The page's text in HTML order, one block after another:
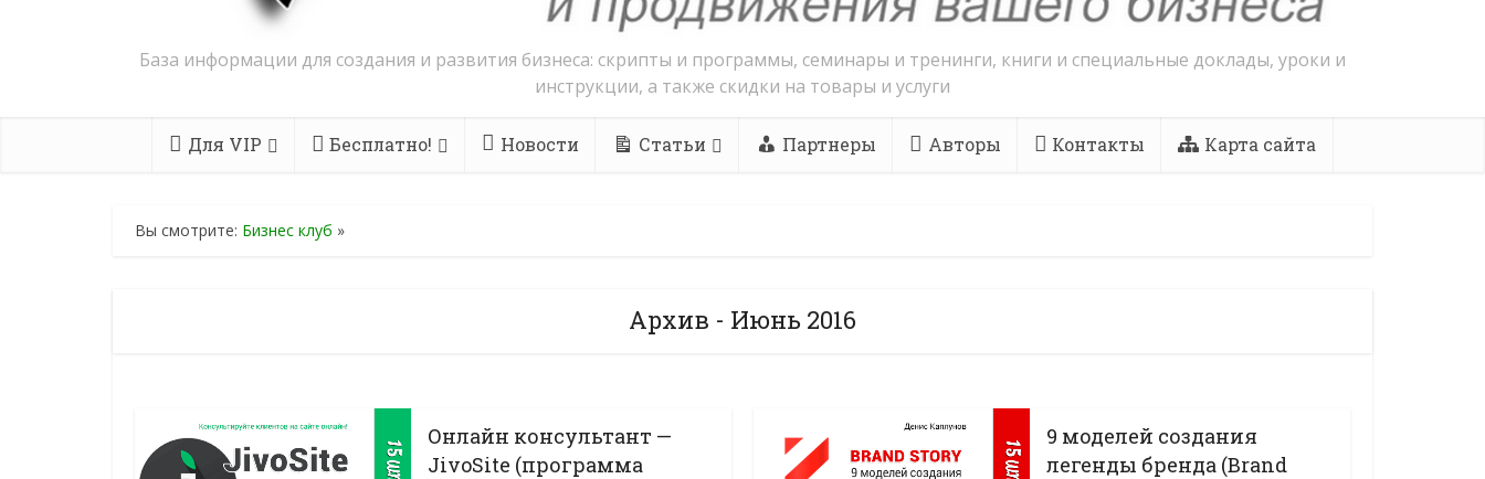
База информации для создания и развития бизнеса: скрипты и программы, семинары и тренинги, книги и специальные доклады, уроки и
инструкции, а также скидки на товары и услуги
Для VIP Бесплатно! Новости Статьи Партнеры Авторы Контакты Карта сайта
Вы смотрите: Бизнес клуб »
Архив - Июнь 2016
Онлайн консультант —
JivoSite (программа
9 моделей создания
легенды бренда (Brand